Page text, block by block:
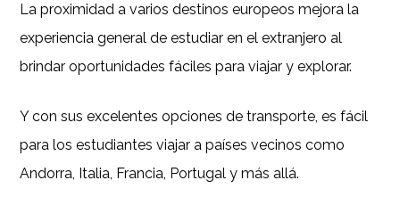
La proximidad a varios destinos europeos mejora la
experiencia general de estudiar en el extranjero al
brindar oportunidades fáciles para viajar y explorar.
Y con sus excelentes opciones de transporte, es fácil
para los estudiantes viajar a países vecinos como
Andorra, Italia, Francia, Portugal y más allá.